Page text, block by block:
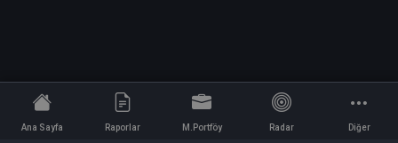
Ana Sayfa Raporlar M.Portföy Radar Diğer